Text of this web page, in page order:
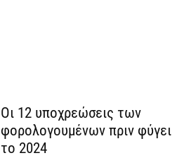
Οι 12 υποχρεώσεις των
φορολογουμένων πριν φύγει
το 2024